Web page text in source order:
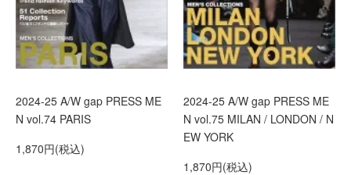
2024-25 A/W gap PRESS ME
N vol.74 PARIS
1,870円(税込)
2024-25 A/W gap PRESS ME
N vol.75 MILAN / LONDON / N
EW YORK
1,870円(税込)